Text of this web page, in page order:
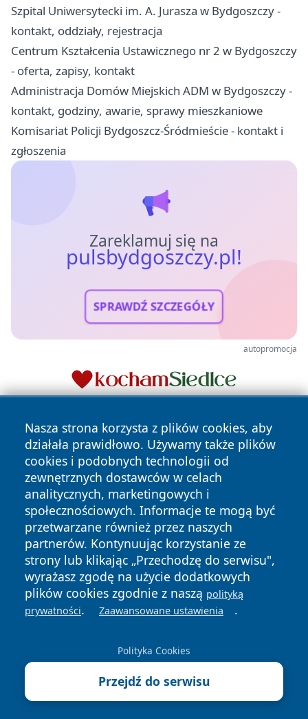
Szpital Uniwersytecki im. A. Jurasza w Bydgoszczy -
kontakt, oddziały, rejestracja
Centrum Kształcenia Ustawicznego nr 2 w Bydgoszczy
- oferta, zapisy, kontakt
Administracja Domów Miejskich ADM w Bydgoszczy -
kontakt, godziny, awarie, sprawy mieszkaniowe
Komisariat Policji Bydgoszcz-Śródmieście - kontakt i
zgłoszenia
Zareklamuj się na
pulsbydgoszczy.pl!
SPRAWDŹ SZCZEGÓŁY
autopromocja
Nasza strona korzysta z plików cookies, aby
działała prawidłowo. Używamy także plików
cookies i podobnych technologii od
zewnętrznych dostawców w celach
analitycznych, marketingowych i
społecznościowych. Informacje te mogą być
przetwarzane również przez naszych
partnerów. Kontynuując korzystanie ze
strony lub klikając „Przechodzę do serwisu",
wyrażasz zgodę na użycie dodatkowych
plików cookies zgodnie z naszą polityką
prywatności. Zaawansowane ustawienia .
Polityka Cookies
Przejdź do serwisu
Copyright © 2026 pulsbydgoszczy.pl Wszystkie prawa
zastrzeżone.
News Autorzy
Polityka
Prywatności
Polityka
Cookies